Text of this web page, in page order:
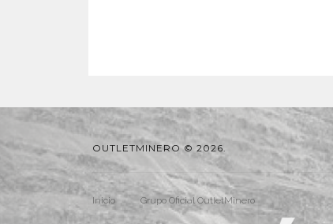
OUTLETMINERO © 2026.
Inicio Grupo Oficial OutletMinero